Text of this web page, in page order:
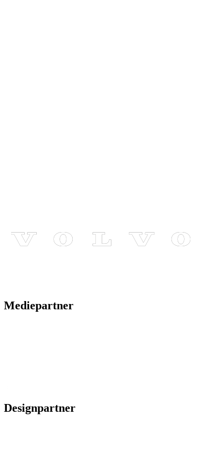
Mediepartner
Designpartner